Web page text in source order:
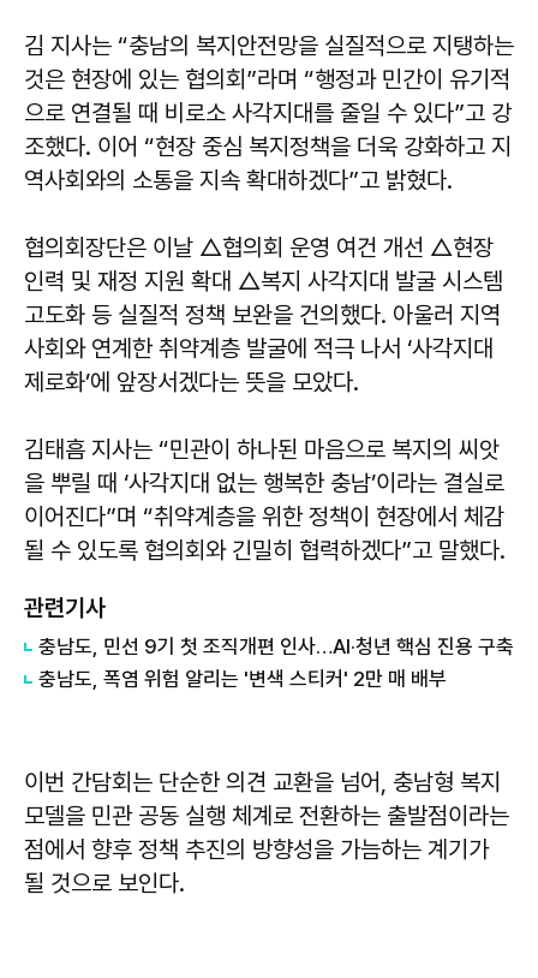
김 지사는 “충남의 복지안전망을 실질적으로 지탱하는
것은 현장에 있는 협의회”라며 “행정과 민간이 유기적
으로 연결될 때 비로소 사각지대를 줄일 수 있다”고 강
조했다. 이어 “현장 중심 복지정책을 더욱 강화하고 지
역사회와의 소통을 지속 확대하겠다”고 밝혔다.
협의회장단은 이날 △협의회 운영 여건 개선 △현장
인력 및 재정 지원 확대 △복지 사각지대 발굴 시스템
고도화 등 실질적 정책 보완을 건의했다. 아울러 지역
사회와 연계한 취약계층 발굴에 적극 나서 ‘사각지대
제로화’에 앞장서겠다는 뜻을 모았다.
김태흠 지사는 “민관이 하나된 마음으로 복지의 씨앗
을 뿌릴 때 ‘사각지대 없는 행복한 충남’이라는 결실로
이어진다”며 “취약계층을 위한 정책이 현장에서 체감
될 수 있도록 협의회와 긴밀히 협력하겠다”고 말했다.
관련기사
충남도, 민선 9기 첫 조직개편 인사…AI·청년 핵심 진용 구축
충남도, 폭염 위험 알리는 '변색 스티커' 2만 매 배부
이번 간담회는 단순한 의견 교환을 넘어, 충남형 복지
모델을 민관 공동 실행 체계로 전환하는 출발점이라는
점에서 향후 정책 추진의 방향성을 가늠하는 계기가
될 것으로 보인다.